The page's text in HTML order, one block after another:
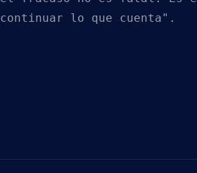
continuar lo que cuenta".